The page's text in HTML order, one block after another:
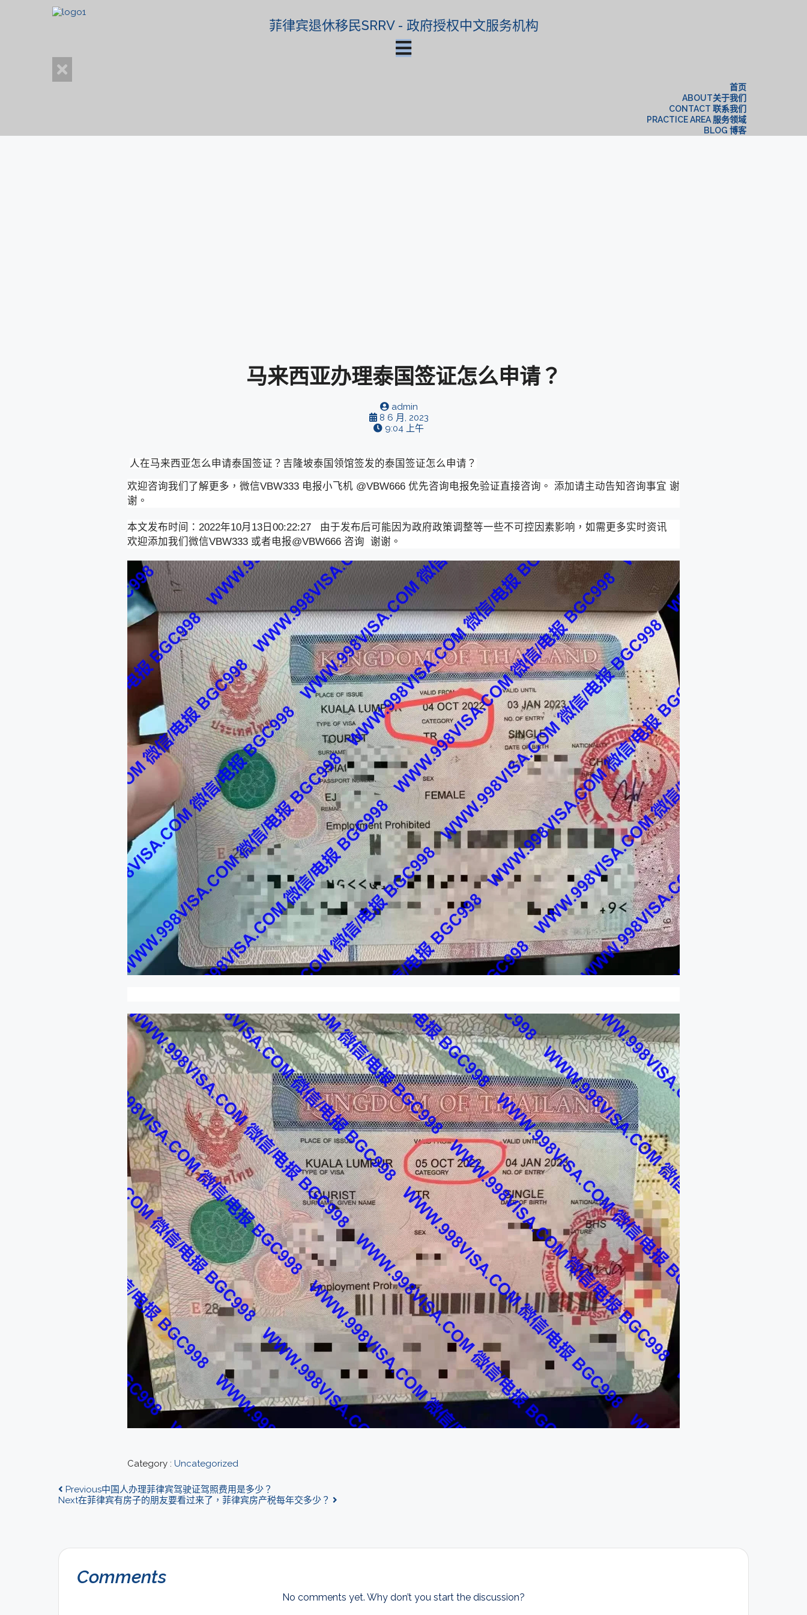
菲律宾退休移民SRRV - 政府授权中文服务机构
首页
ABOUT关于我们
CONTACT 联系我们
PRACTICE AREA 服务领域
BLOG 博客
马来西亚办理泰国签证怎么申请？
admin
8 6 月, 2023
9:04 上午
人在马来西亚怎么申请泰国签证？吉隆坡泰国领馆签发的泰国签证怎么申请？
欢迎咨询我们了解更多，微信VBW333 电报小飞机 @VBW666 优先咨询电报免验证直接咨询。 添加请主动告知咨询事宜 谢
谢。
本文发布时间：2022年10月13日00:22:27 由于发布后可能因为政府政策调整等一些不可控因素影响，如需更多实时资讯
欢迎添加我们微信VBW333 或者电报@VBW666 咨询 谢谢。
Category : Uncategorized
Previous中国人办理菲律宾驾驶证驾照费用是多少？
Next在菲律宾有房子的朋友要看过来了，菲律宾房产税每年交多少？
Comments
No comments yet. Why don’t you start the discussion?